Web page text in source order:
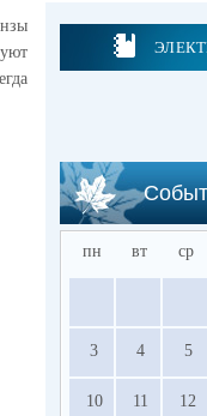
пн вт ср
3 4 5
10 11 12